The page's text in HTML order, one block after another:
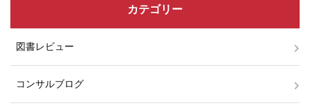
カテゴリー
図書レビュー
コンサルブログ